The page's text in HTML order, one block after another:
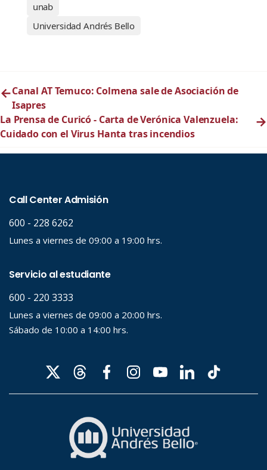
unab
Universidad Andrés Bello
←Canal AT Temuco: Colmena sale de Asociación de
Isapres
La Prensa de Curicó - Carta de Verónica Valenzuela:
Cuidado con el Virus Hanta tras incendios
→